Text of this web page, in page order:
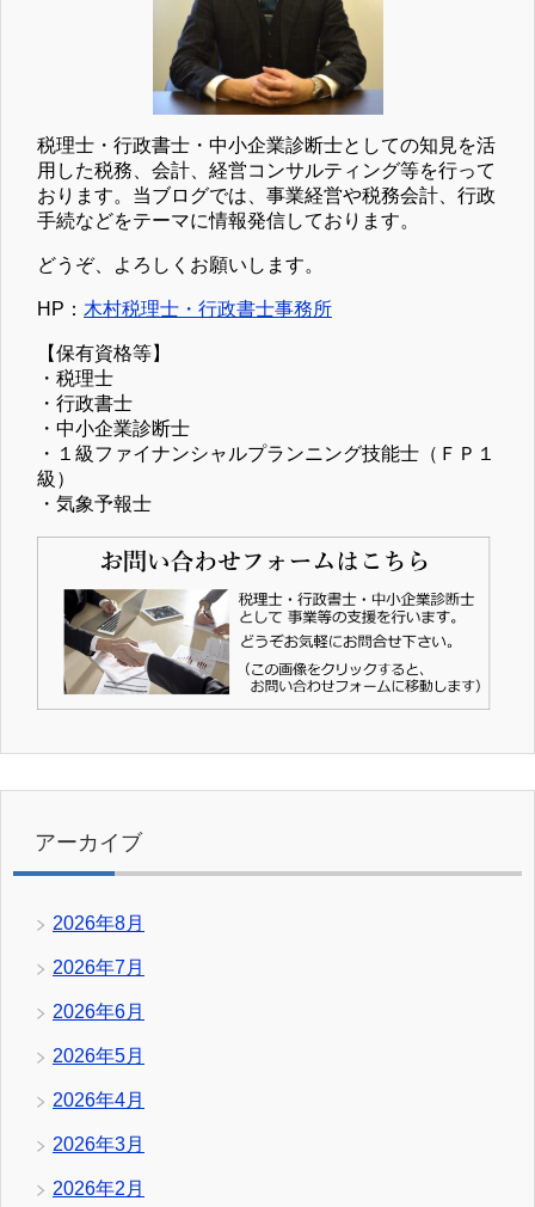
税理士・行政書士・中小企業診断士としての知見を活
用した税務、会計、経営コンサルティング等を行って
おります。当ブログでは、事業経営や税務会計、行政
手続などをテーマに情報発信しております。
どうぞ、よろしくお願いします。
HP： 木村税理士・行政書士事務所
【保有資格等】
・税理士
・行政書士
・中小企業診断士
・１級ファイナンシャルプランニング技能士（ＦＰ１
級）
・気象予報士
アーカイブ
2026年8月
2026年7月
2026年6月
2026年5月
2026年4月
2026年3月
2026年2月